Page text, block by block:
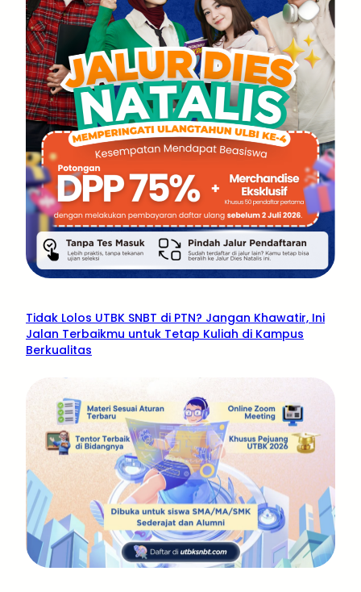
Tidak Lolos UTBK SNBT di PTN? Jangan Khawatir, Ini
Jalan Terbaikmu untuk Tetap Kuliah di Kampus
Berkualitas